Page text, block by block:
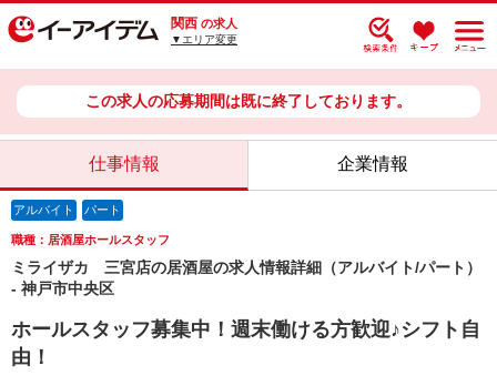
関西 の求人
▼エリア変更
この求人の応募期間は既に終了しております。
仕事情報 企業情報
アルバイト パート
職種：居酒屋ホールスタッフ
ミライザカ 三宮店の居酒屋の求人情報詳細（アルバイト/パート）
- 神戸市中央区
ホールスタッフ募集中！週末働ける方歓迎♪シフト自
由！